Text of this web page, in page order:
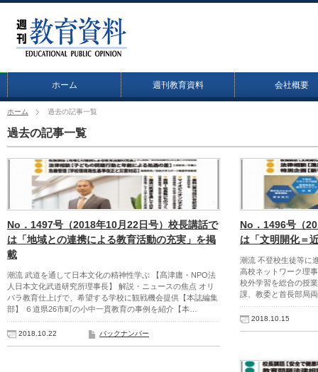
ホーム 週刊教育資料 会社概要
ホーム 過去の記事一覧
過去の記事一覧
No．1497号（2018年10月22日号）校長講話で
は「地域との連携による教育活動の充実」を掲
載
潮流 武道を通して日本文化の精神性学ぶ 【髙津庸・NPO法
人日本文化武道研究所理事長】 解説・ニュースの焦点 オリ
パラ教育仕上げで、希望する学校に観戦機会提供【本誌編集
部】 ６道県26市町の小中一貫教育の事例を紹介【本…
2018.10.22 バックナンバー
No．1496号（
は「文明開化＝
潮流 不登校生徒等に
高校ネットワーク理
校外学習を総合の授
課、教委と首長部局
2018.10.15